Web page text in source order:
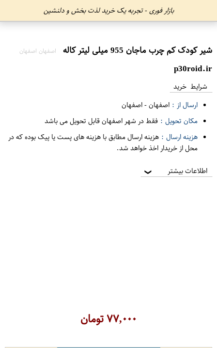
بازار فوری - تجربه یک خرید لذت بخش و دلنشین
شیر کودک کم چرب ماجان 955 میلی لیتر کاله اصفهان اصفهان
p30roid.ir
شرایط خرید
ارسال از : اصفهان-اصفهان
مکان تحویل : فقط در شهر اصفهان قابل تحویل می باشد
هزینه ارسال : هزینه ارسال مطابق با هزینه های پست یا پیک بوده که در
محل از خریدار اخذ خواهد شد.
اطلاعات بیشتر ❯
۷۷,۰۰۰تومان